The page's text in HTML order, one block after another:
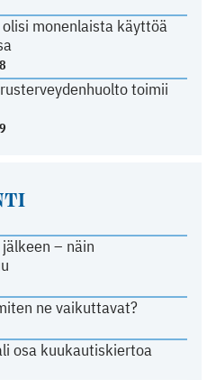
monenlaista käyttöä
toimii
– näin
ne vaikuttavat?
osa kuukautiskiertoa